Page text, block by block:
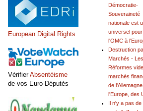
Démocratie-
Souveraineté
nationale est
universel
l'OMC à
Destruction
Marchés - Les
Réformes
marchés
de
l'Europe, des
Il n'y a pas
European Digital Rights
VérifierAbsentéisme
de vos Euro-Députés